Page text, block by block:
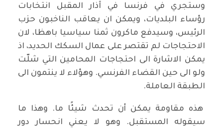
وستجري في فرنسا في آذار المقبل انتخابات
رؤساء البلديات، ويمكن ان يعاقب الناخبون حزب
الرئيس، وسيدفع ماكرون ثمنا سياسيا باهظا، لان
الاحتجاجات لم تقتصر على عمال السكك الحديد، اذ
يمكن الاشارة الى احتجاجات المحامين التي شلّت
ولو الى حين القضاء الفرنسي. وهؤلاء لا ينتمون الى
الطبقة العاملة.
هذه مقاومة يمكن أن تحدث شيئًا ما. وهذا ما
سيقوله المستقبل. وهو لا يعني انحسار دور